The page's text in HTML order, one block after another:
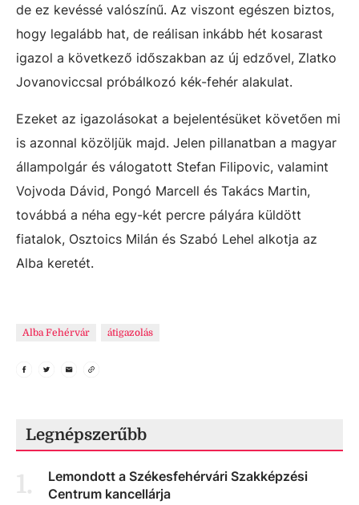
de ez kevéssé valószínű. Az viszont egészen biztos,
hogy legalább hat, de reálisan inkább hét kosarast
igazol a következő időszakban az új edzővel, Zlatko
Jovanoviccsal próbálkozó kék-fehér alakulat.
Ezeket az igazolásokat a bejelentésüket követően mi
is azonnal közöljük majd. Jelen pillanatban a magyar
állampolgár és válogatott Stefan Filipovic, valamint
Vojvoda Dávid, Pongó Marcell és Takács Martin,
továbbá a néha egy-két percre pályára küldött
fiatalok, Osztoics Milán és Szabó Lehel alkotja az
Alba keretét.
Alba Fehérvár átigazolás
Legnépszerűbb
1.
Lemondott a Székesfehérvári Szakképzési
Centrum kancellárja